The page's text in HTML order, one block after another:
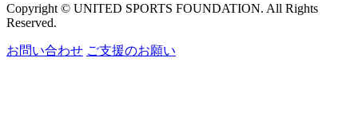
Copyright © UNITED SPORTS FOUNDATION. All Rights
Reserved.
お問い合わせ ご支援のお願い